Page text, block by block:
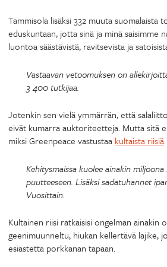
Tammisola lisäksi 332 muuta suomalaista
eduskuntaan, jotta sinä ja minä saisimme
luontoa säästävistä, ravitsevista ja
Vastaavan vetoomuksen on
3 400 tutkijaa.
Jotenkin sen vielä ymmärrän, että
eivät kumarra auktoriteetteja. Mutta sitä
miksi Greenpeace vastustaa kultaista riisiä.
Kehitysmaissa kuolee ainakin
puutteeseen. Lisäksi sadatuhannet
Vuosittain.
Kultainen riisi ratkaisisi ongelman ainakin
geenimuunneltu, hiukan kellertävä lajike,
esiastetta porkkanan tapaan.